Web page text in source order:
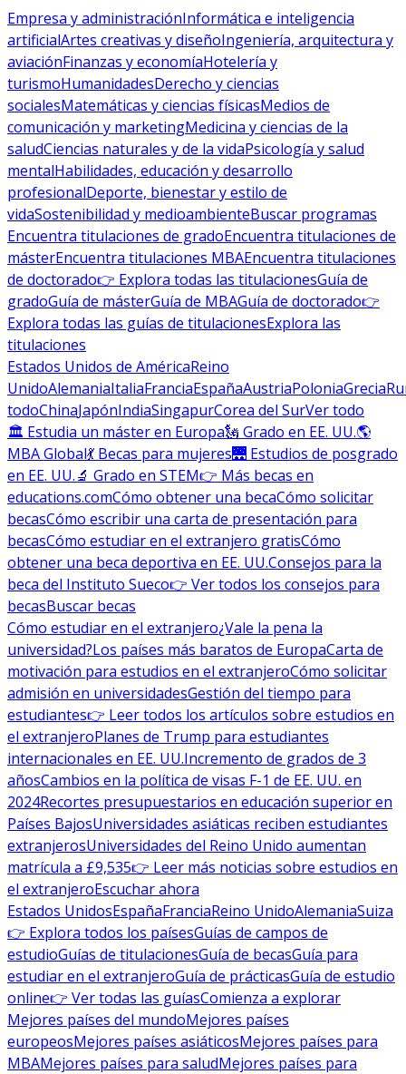
Empresa y administraciónInformática e inteligencia
artificialArtes creativas y diseñoIngeniería, arquitectura y
aviaciónFinanzas y economíaHotelería y
turismoHumanidadesDerecho y ciencias
socialesMatemáticas y ciencias físicasMedios de
comunicación y marketingMedicina y ciencias de la
saludCiencias naturales y de la vidaPsicología y salud
mentalHabilidades, educación y desarrollo
profesionalDeporte, bienestar y estilo de
vidaSostenibilidad y medioambienteBuscar programas
Encuentra titulaciones de gradoEncuentra titulaciones de
másterEncuentra titulaciones MBAEncuentra titulaciones
de doctorado👉 Explora todas las titulacionesGuía de
gradoGuía de másterGuía de MBAGuía de doctorado👉
Explora todas las guías de titulacionesExplora las
titulaciones
Estados Unidos de AméricaReino
UnidoAlemaniaItaliaFranciaEspañaAustriaPoloniaGrecia
todoChinaJapónIndiaSingapurCorea del SurVer todo
🏛 Estudia un máster en Europa🗽 Grado en EE. UU.🌎
MBA Global💃 Becas para mujeres🌉 Estudios de posgrado
en EE. UU.🔬 Grado en STEM👉 Más becas en
educations.comCómo obtener una becaCómo solicitar
becasCómo escribir una carta de presentación para
becasCómo estudiar en el extranjero gratisCómo
obtener una beca deportiva en EE. UU.Consejos para la
beca del Instituto Sueco👉 Ver todos los consejos para
becasBuscar becas
Cómo estudiar en el extranjero¿Vale la pena la
universidad?Los países más baratos de EuropaCarta de
motivación para estudios en el extranjeroCómo solicitar
admisión en universidadesGestión del tiempo para
estudiantes👉 Leer todos los artículos sobre estudios en
el extranjeroPlanes de Trump para estudiantes
internacionales en EE. UU.Incremento de grados de 3
añosCambios en la política de visas F-1 de EE. UU. en
2024Recortes presupuestarios en educación superior en
Países BajosUniversidades asiáticas reciben estudiantes
extranjerosUniversidades del Reino Unido aumentan
matrícula a £9,535👉 Leer más noticias sobre estudios en
el extranjeroEscuchar ahora
Estados UnidosEspañaFranciaReino UnidoAlemaniaSuiza
👉 Explora todos los paísesGuías de campos de
estudioGuías de titulacionesGuía de becasGuía para
estudiar en el extranjeroGuía de prácticasGuía de estudio
online👉 Ver todas las guíasComienza a explorar
Mejores países del mundoMejores países
europeosMejores países asiáticosMejores países para
MBAMejores países para saludMejores países para